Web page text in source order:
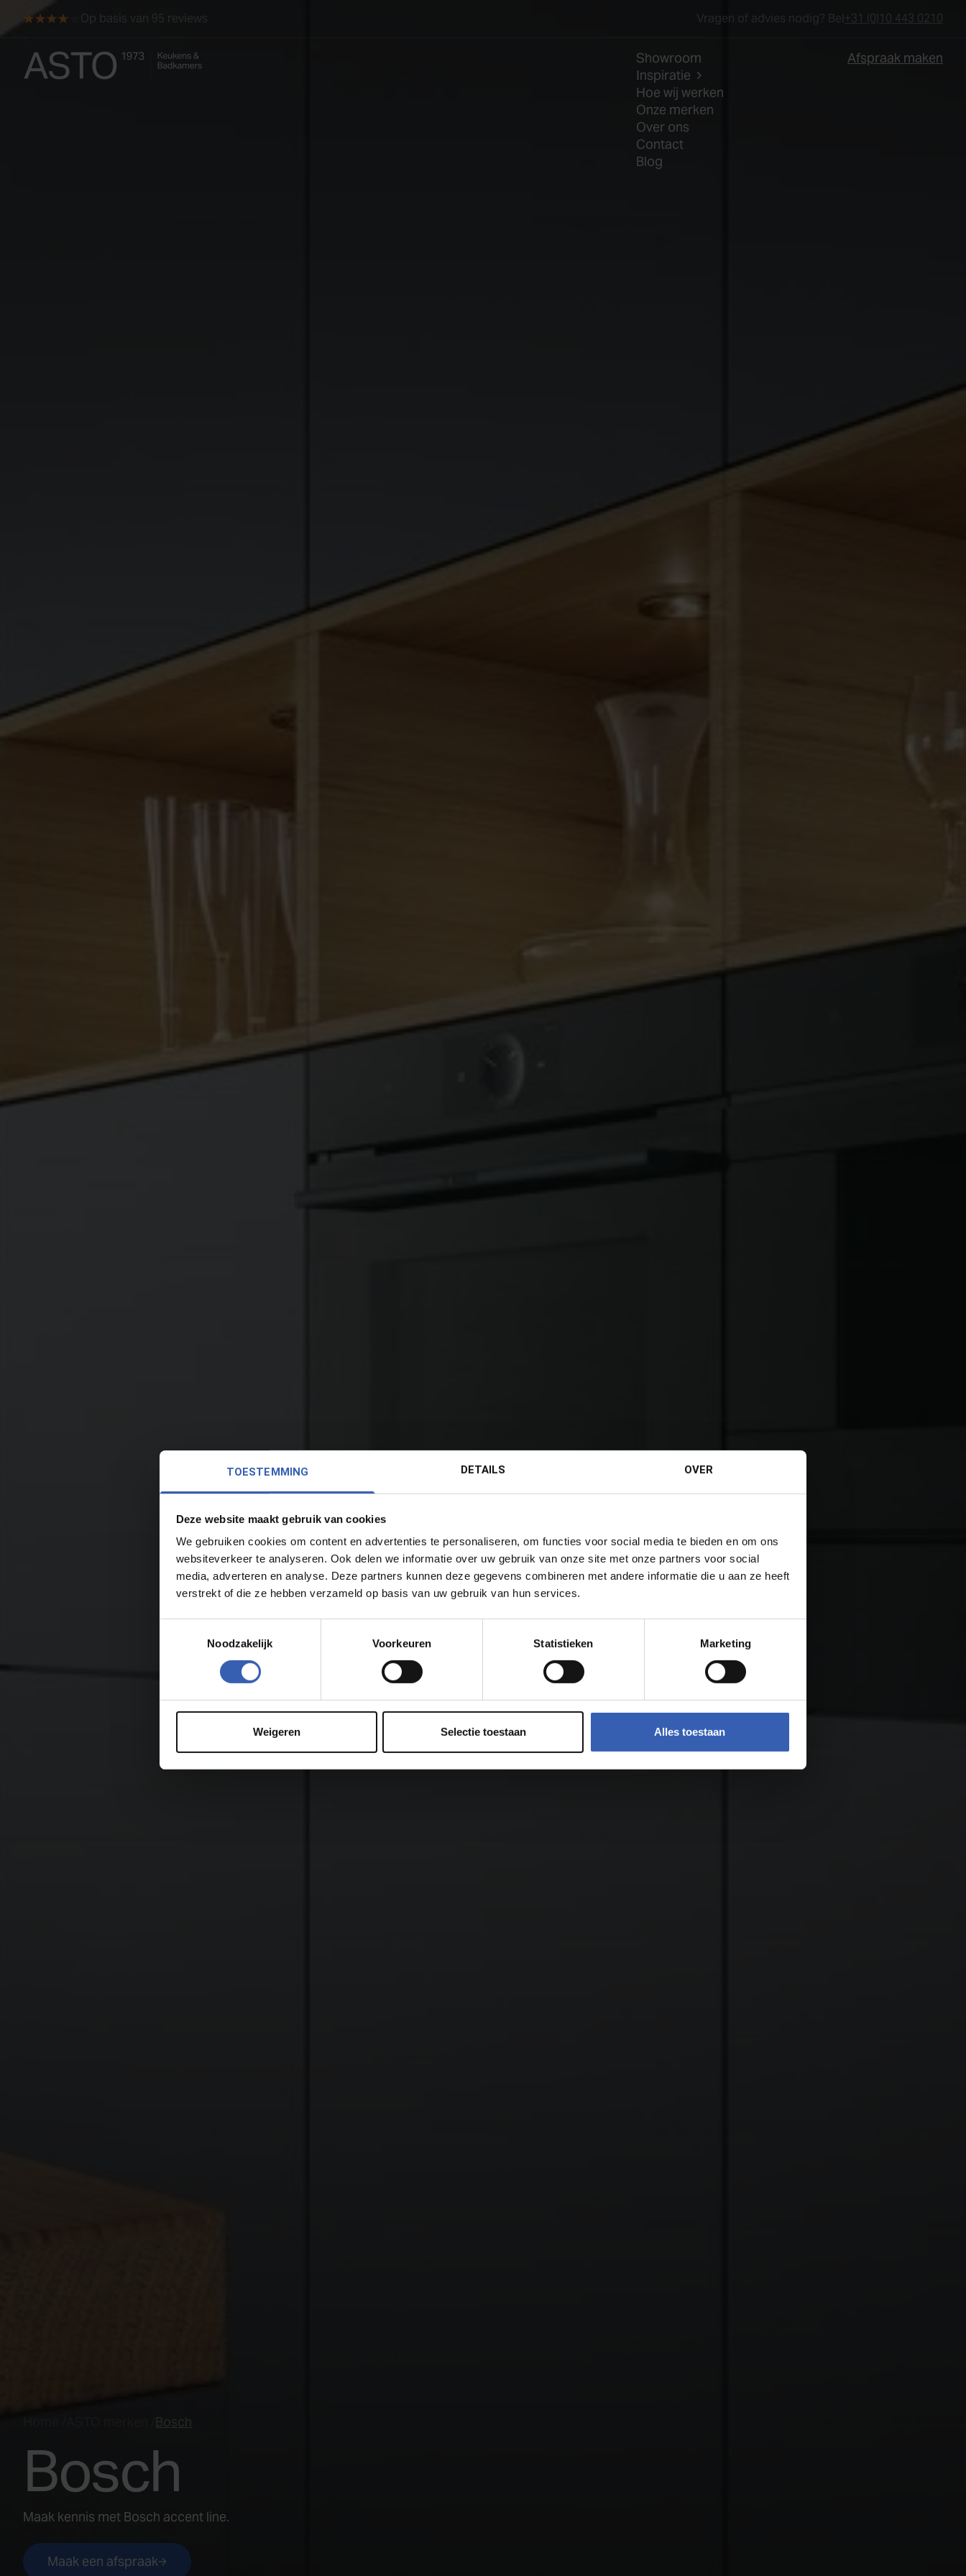
TOESTEMMING DETAILS OVER
Deze website maakt gebruik van cookies
We gebruiken cookies om content en advertenties te personaliseren, om functies voor social media te bieden en om ons
websiteverkeer te analyseren. Ook delen we informatie over uw gebruik van onze site met onze partners voor social
media, adverteren en analyse. Deze partners kunnen deze gegevens combineren met andere informatie die u aan ze heeft
verstrekt of die ze hebben verzameld op basis van uw gebruik van hun services.
Noodzakelijk
Voorkeuren Statistieken Marketing
Weigeren Selectie toestaan Alles toestaan
Op basis van 95 reviews Vragen of advies nodig? Bel +31 (0)10 443 0210
Showroom
Inspiratie
Hoe wij werken
Onze merken
Over ons
Contact
Blog
Afspraak maken
Bosch
Bosch
Maak kennis met Bosch accent line.
Maak een afspraak